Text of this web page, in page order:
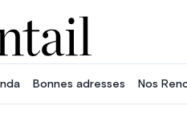
Bonnes adresses Nos